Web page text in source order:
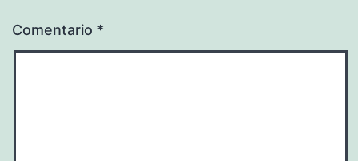
Comentario *